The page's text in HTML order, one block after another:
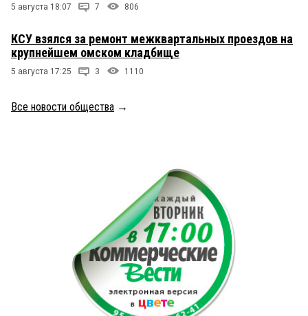
5 августа 18:07 7 806
КСУ взялся за ремонт межквартальных проездов на
крупнейшем омском кладбище
5 августа 17:25 3 1110
Все новости общества →